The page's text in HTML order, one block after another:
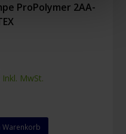
ProPolymer 2AA-
Inkl. MwSt.
Warenkorb